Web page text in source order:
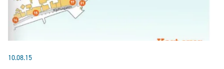
10.08.15